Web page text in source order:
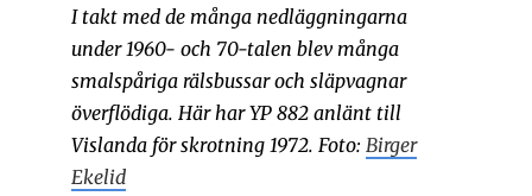
I takt med de många nedläggningarna
under 1960- och 70-talen blev många
smalspåriga rälsbussar och släpvagnar
överflödiga. Här har YP 882 anlänt till
Vislanda för skrotning 1972. Foto: Birger
Ekelid